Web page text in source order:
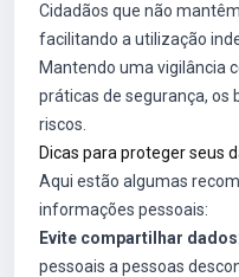
Cidadãos que não
facilitando a utilização
Mantendo uma vigilância
práticas de segurança, os
riscos.
Dicas para proteger seus
Aqui estão algumas
informações pessoais:
Evite compartilhar dados
pessoais a pessoas